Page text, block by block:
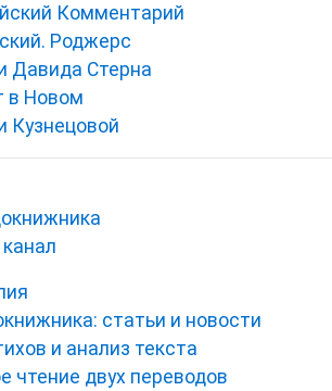
Комментарий
Роджерс
Давида Стерна
в Новом
Кузнецовой
статьи и новости
и анализ текста
чтение двух переводов